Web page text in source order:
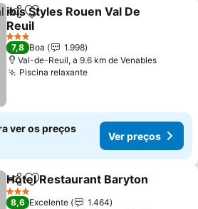
PartilharAdicionar aos favoritos
ibis Styles Rouen Val De
Reuil
3 Estrelas
7,8 Boa
1.998
Val-de-Reuil, a 9.6 km de Venables
Piscina relaxante
ver os preços
Ver preços
PartilharAdicionar aos favoritos
Hotel Restaurant Baryton
3 Estrelas
8,6 Excelente
1.464